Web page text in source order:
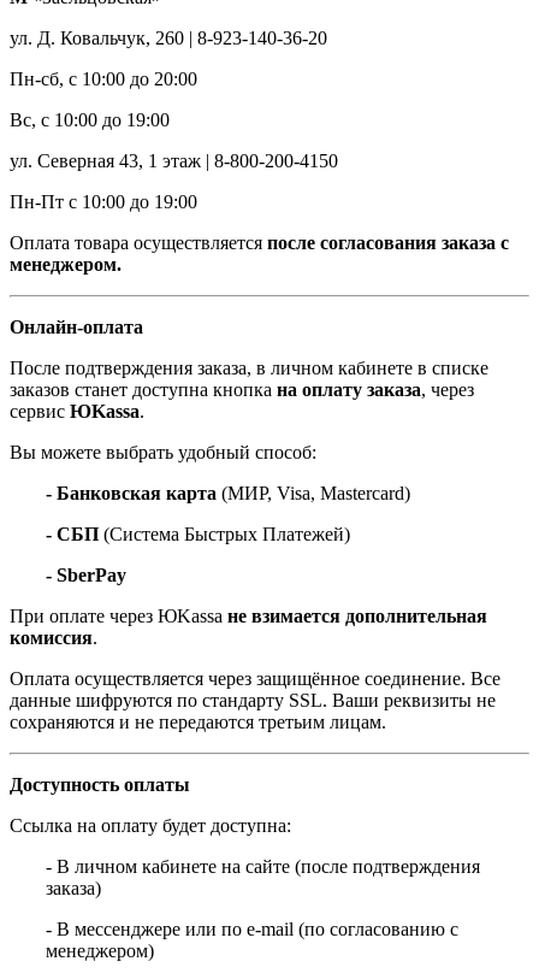
ул. Д. Ковальчук, 260 | 8-923-140-36-20
Пн-сб, с 10:00 до 20:00
Вс, с 10:00 до 19:00
ул. Северная 43, 1 этаж | 8-800-200-4150
Пн-Пт с 10:00 до 19:00
Оплата товара осуществляется после согласования заказа с
менеджером.
Онлайн-оплата
После подтверждения заказа, в личном кабинете в списке
заказов станет доступна кнопка на оплату заказа, через
сервис ЮKassa.
Вы можете выбрать удобный способ:
- Банковская карта (МИР, Visa, Mastercard)
- СБП (Система Быстрых Платежей)
- SberPay
При оплате через ЮKassa не взимается дополнительная
комиссия.
Оплата осуществляется через защищённое соединение. Все
данные шифруются по стандарту SSL. Ваши реквизиты не
сохраняются и не передаются третьим лицам.
Доступность оплаты
Ссылка на оплату будет доступна:
- В личном кабинете на сайте (после подтверждения
заказа)
- В мессенджере или по e-mail (по согласованию с
менеджером)